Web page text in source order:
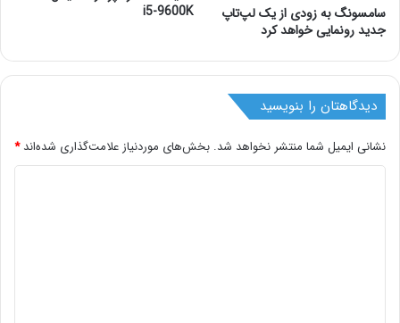
سامسونگ به زودی از یک لپ‌تاپ
جدید رونمایی خواهد کرد
i5-9600K
دیدگاهتان را بنویسید
نشانی ایمیل شما منتشر نخواهد شد. بخش‌های موردنیاز علامت‌گذاری شده‌اند*